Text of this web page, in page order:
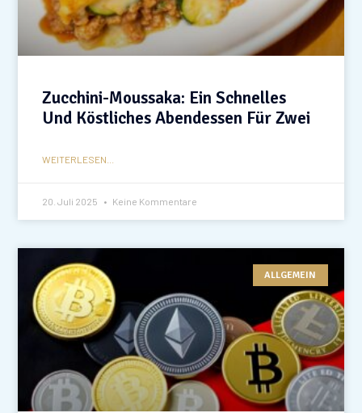
Zucchini-Moussaka: Ein Schnelles
Und Köstliches Abendessen Für Zwei
WEITERLESEN...
20. Juli 2025 Keine Kommentare
ALLGEMEIN